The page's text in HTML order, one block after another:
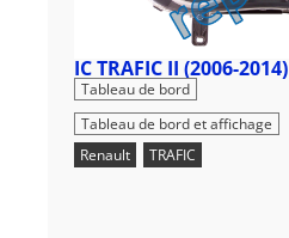
IC TRAFIC II (2006-2014)
Tableau de bord
Tableau de bord et affichage
Renault
TRAFIC